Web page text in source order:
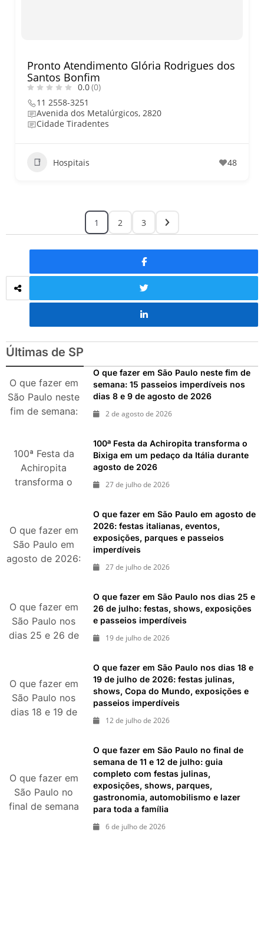
Pronto Atendimento Glória Rodrigues dos
Santos Bonfim
0.0(0)
11 2558-3251
Avenida dos Metalúrgicos, 2820
Cidade Tiradentes
Hospitais 48
1 2 3
Últimas de SP
O que fazer em
São Paulo neste
fim de semana:
dias 8 e 9 de
agosto de 2026
O que fazer em São Paulo neste fim de
semana: 15 passeios imperdíveis nos
dias 8 e 9 de agosto de 2026
2 de agosto de 2026
100ª Festa da
Achiropita
transforma o
durante agosto
de 2026
100ª Festa da Achiropita transforma o
Bixiga em um pedaço da Itália durante
agosto de 2026
27 de julho de 2026
O que fazer em
São Paulo em
agosto de 2026:
exposições,
parques e
passeios
O que fazer em São Paulo em agosto de
2026: festas italianas, eventos,
exposições, parques e passeios
imperdíveis
27 de julho de 2026
O que fazer em
São Paulo nos
dias 25 e 26 de
exposições e
passeios
imperdíveis
O que fazer em São Paulo nos dias 25 e
26 de julho: festas, shows, exposições
e passeios imperdíveis
19 de julho de 2026
O que fazer em
São Paulo nos
dias 18 e 19 de
exposições e
passeios
imperdíveis
O que fazer em São Paulo nos dias 18 e
19 de julho de 2026: festas julinas,
shows, Copa do Mundo, exposições e
passeios imperdíveis
12 de julho de 2026
O que fazer em
São Paulo no
final de semana
O que fazer em São Paulo no final de
semana de 11 e 12 de julho: guia
completo com festas julinas,
exposições, shows, parques,
gastronomia, automobilismo e lazer
para toda a família
6 de julho de 2026